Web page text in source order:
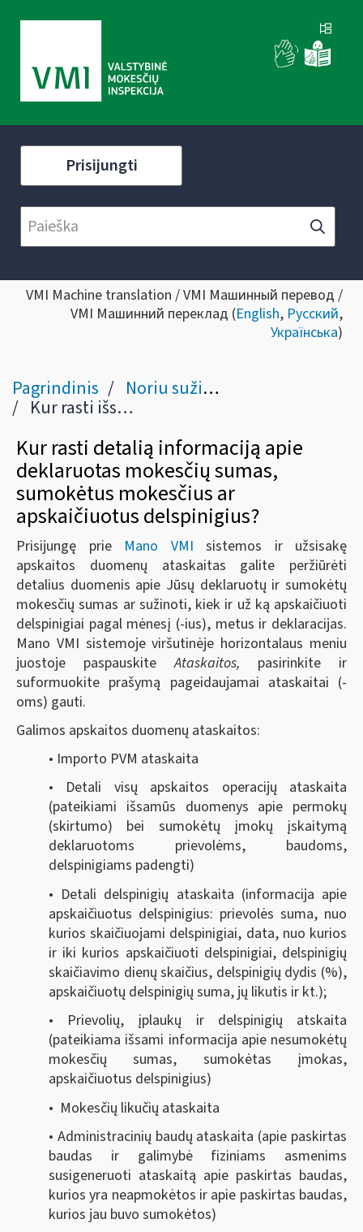
Prisijungti
VMI Machine translation / VMI Машинный перевод /
VMI Машинний переклад (English, Русский,
Українська)
Pagrindinis Noriu sužinoti apie savo mokesčius, baudas ir permokas
Kur rasti išsamią informaciją apie deklaruotas mokesčių sumas, sumokėtus mokesčius ar apskaičiuotus delspinigius?
Kur rasti detalią informaciją apie
deklaruotas mokesčių sumas,
sumokėtus mokesčius ar
apskaičiuotus delspinigius?
Prisijungę prie Mano VMI sistemos ir užsisakę
apskaitos duomenų ataskaitas galite peržiūrėti
detalius duomenis apie Jūsų deklaruotų ir sumokėtų
mokesčių sumas ar sužinoti, kiek ir už ką apskaičiuoti
delspinigiai pagal mėnesį (-ius), metus ir deklaracijas.
Mano VMI sistemoje viršutinėje horizontalaus meniu
juostoje paspauskiteAtaskaitos, pasirinkite ir
suformuokite prašymą pageidaujamai ataskaitai (-
oms) gauti.
Galimos apskaitos duomenų ataskaitos:
• Importo PVM ataskaita
• Detali visų apskaitos operacijų ataskaita
(pateikiami išsamūs duomenys apie permokų
(skirtumo) bei sumokėtų įmokų įskaitymą
deklaruotoms prievolėms, baudoms,
delspinigiams padengti)
• Detali delspinigių ataskaita (informacija apie
apskaičiuotus delspinigius: prievolės suma, nuo
kurios skaičiuojami delspinigiai, data, nuo kurios
ir iki kurios apskaičiuoti delspinigiai, delspinigių
skaičiavimo dienų skaičius, delspinigių dydis (%),
apskaičiuotų delspinigių suma, jų likutis ir kt.);
• Prievolių, įplaukų ir delspinigių atskaita
(pateikiama išsami informacija apie nesumokėtų
mokesčių sumas, sumokėtas įmokas,
apskaičiuotus delspinigius)
• Mokesčių likučių ataskaita
• Administracinių baudų ataskaita (apie paskirtas
baudas ir galimybė fiziniams asmenims
susigeneruoti ataskaitą apie paskirtas baudas,
kurios yra neapmokėtos ir apie paskirtas baudas,
kurios jau buvo sumokėtos)